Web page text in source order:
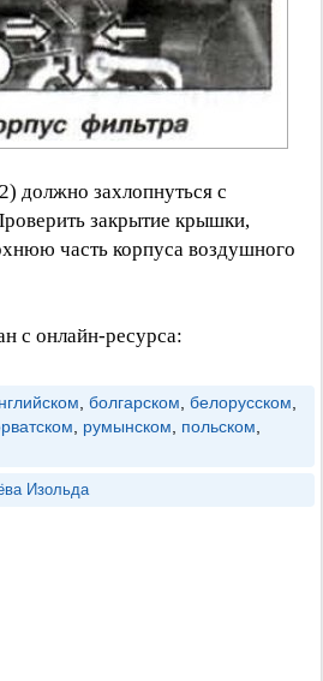
должно захлопнуться с
закрытие крышки,
часть корпуса воздушного
с онлайн-ресурса:
болгарском белорусском
румынском польском
Изольда